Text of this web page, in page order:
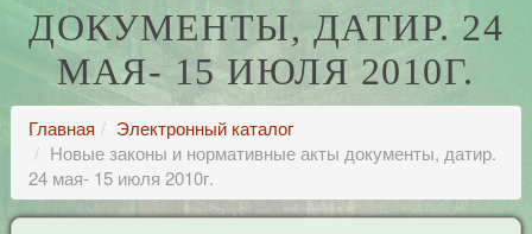
ДОКУМЕНТЫ, ДАТИР. 24
МАЯ- 15 ИЮЛЯ 2010Г.
Главная
Электронный каталог
Новые законы и нормативные акты документы, датир.
24 мая- 15 июля 2010г.